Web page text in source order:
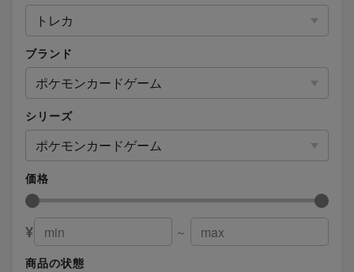
トレカ
ブランド
ポケモンカードゲーム
シリーズ
ポケモンカードゲーム
価格
¥
～
商品の状態